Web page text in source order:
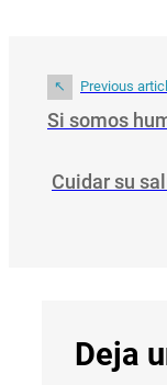
Previous
Si somos
Cuidar su
Deja